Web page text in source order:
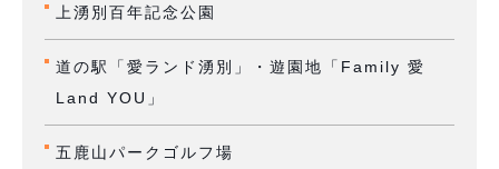
上湧別百年記念公園
道の駅「愛ランド湧別」・遊園地「Family 愛
Land YOU」
五鹿山パークゴルフ場